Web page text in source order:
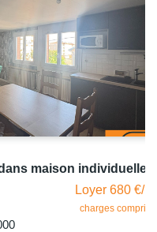
A louer type 2 meublé dans maison individuelle quartier calme proche commerces BOURG EN BRESSE
Loyer 680 €/mois
charges comprises **